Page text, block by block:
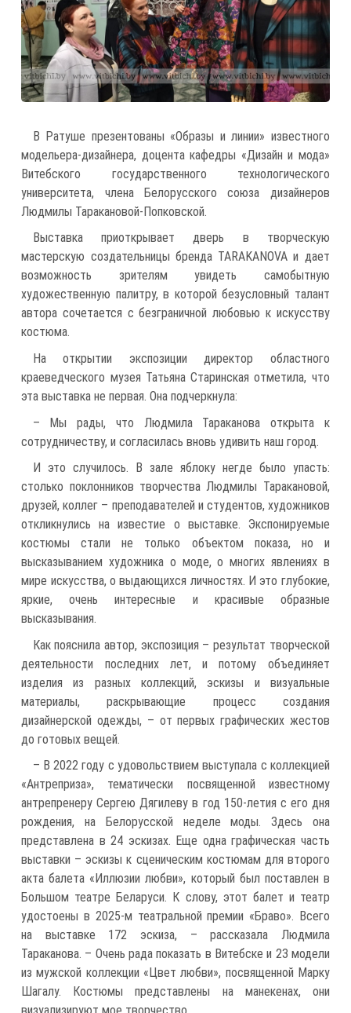
В Ратуше презентованы «Образы и линии» известного
модельера-дизайнера, доцента кафедры «Дизайн и мода»
Витебского государственного технологического
университета, члена Белорусского союза дизайнеров
Людмилы Таракановой-Попковской.
Выставка приоткрывает дверь в творческую
мастерскую создательницы бренда TARAKANOVA и дает
возможность зрителям увидеть самобытную
художественную палитру, в которой безусловный талант
автора сочетается с безграничной любовью к искусству
костюма.
На открытии экспозиции директор областного
краеведческого музея Татьяна Старинская отметила, что
эта выставка не первая. Она подчеркнула:
– Мы рады, что Людмила Тараканова открыта к
сотрудничеству, и согласилась вновь удивить наш город.
И это случилось. В зале яблоку негде было упасть:
столько поклонников творчества Людмилы Таракановой,
друзей, коллег – преподавателей и студентов, художников
откликнулись на известие о выставке. Экспонируемые
костюмы стали не только объектом показа, но и
высказыванием художника о моде, о многих явлениях в
мире искусства, о выдающихся личностях. И это глубокие,
яркие, очень интересные и красивые образные
высказывания.
Как пояснила автор, экспозиция – результат творческой
деятельности последних лет, и потому объединяет
изделия из разных коллекций, эскизы и визуальные
материалы, раскрывающие процесс создания
дизайнерской одежды, – от первых графических жестов
до готовых вещей.
– В 2022 году с удовольствием выступала с коллекцией
«Антреприза», тематически посвященной известному
антрепренеру Сергею Дягилеву в год 150-летия с его дня
рождения, на Белорусской неделе моды. Здесь она
представлена в 24 эскизах. Еще одна графическая часть
выставки – эскизы к сценическим костюмам для второго
акта балета «Иллюзии любви», который был поставлен в
Большом театре Беларуси. К слову, этот балет и театр
удостоены в 2025-м театральной премии «Браво». Всего
на выставке 172 эскиза, – рассказала Людмила
Тараканова. – Очень рада показать в Витебске и 23 модели
из мужской коллекции «Цвет любви», посвященной Марку
Шагалу. Костюмы представлены на манекенах, они